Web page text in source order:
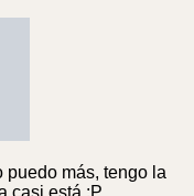
puedo más, tengo la
casi está :P